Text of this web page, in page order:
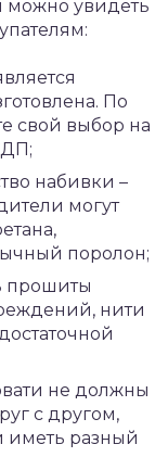
можно увидеть
По
свой выбор на
набивки –
могут
поролон;
прошиты
нити
не должны
с другом,
иметь разный